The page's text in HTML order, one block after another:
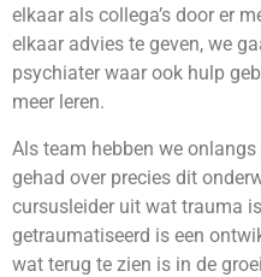
elkaar als collega’s door er
elkaar advies te geven, we
psychiater waar ook hulp
meer leren.
Als team hebben we
gehad over precies dit
cursusleider uit wat trauma
getraumatiseerd is een
wat terug te zien is in de